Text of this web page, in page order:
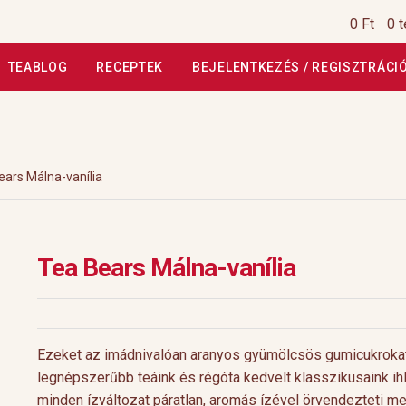
0 Ft 0
TEABLOG RECEPTEK BEJELENTKEZÉS /
fizetés Webáruház Rólunk HoReCa Impresszum
Málna-vanília
Tea Bears Málna-vanília
Ezeket az imádnivalóan aranyos gyümölcsös
legnépszerűbb teáink és régóta kedvelt klasszikusaink
minden ízváltozat páratlan, aromás ízével örvendezteti